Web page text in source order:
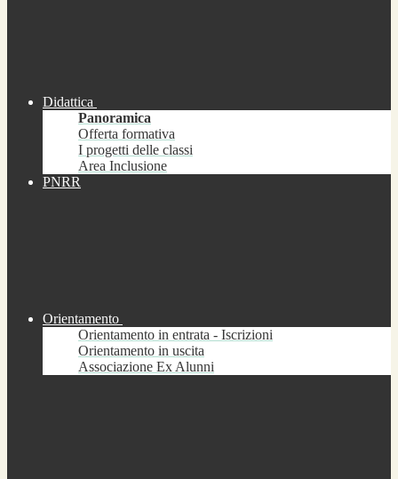
Didattica
Panoramica
Offerta formativa
I progetti delle classi
Area Inclusione
PNRR
Orientamento
Orientamento in entrata - Iscrizioni
Orientamento in uscita
Associazione Ex Alunni